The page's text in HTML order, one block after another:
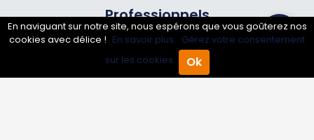
Annuaire Pro Agenda
Professionnels
Annuaire pro
Inscrire mon entreprise
En naviguant sur notre site, nous espérons que vous goûterez nos
cookies avec délice ! En savoir plus. Gérez votre consentement
sur les cookies.
Ok